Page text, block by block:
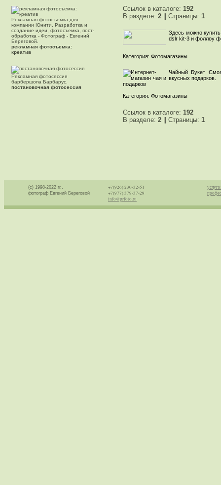
Рекламная фотосъемка для
компании Юнити. Разработка и
создание идеи, фотосъемка, пост-
обработка - Фотограф - Евгений
Береговой.
рекламная фотосъемка:
креатив
Рекламная фотосессия
барбершопа Барбарус.
постановочная фотосессия
Ссылок в каталоге: 192
В разделе: 2 || Страницы: 1
Здесь можно
dslr kit-3 и фоллоу
0
Категория: Фотомагазины
Чайный Букет
вкусных подарков.
0
Категория: Фотомагазины
Ссылок в каталоге: 192
В разделе: 2 || Страницы: 1
(с) 1998-2022 гг.,
фотограф Евгений Береговой
+7(926) 230-32-51
+7(977) 379-37-29
info@prfoto.ru